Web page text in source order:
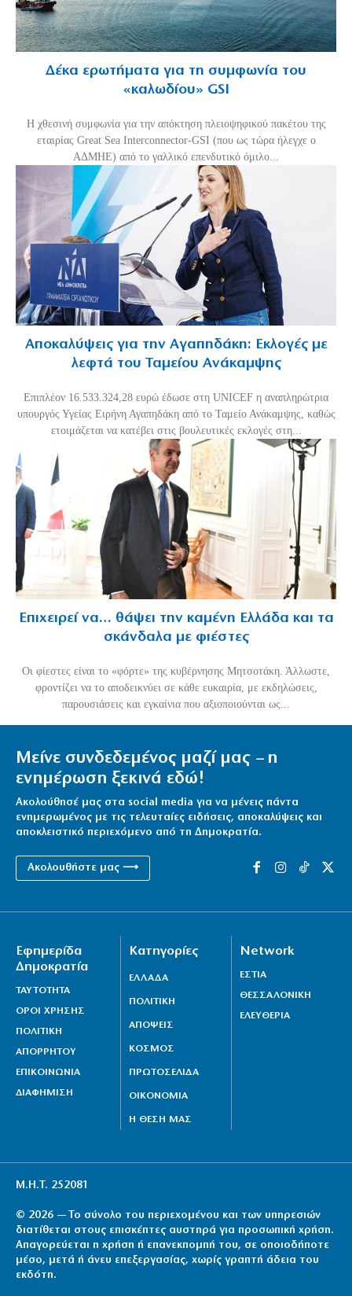
Δέκα ερωτήματα για τη συμφωνία του
«καλωδίου» GSI
Η χθεσινή συμφωνία για την απόκτηση πλειοψηφικού πακέτου της
εταιρίας Great Sea Interconnector-GSI (που ως τώρα ήλεγχε ο
ΑΔΜΗΕ) από το γαλλικό επενδυτικό όμιλο...
Αποκαλύψεις για την Αγαπηδάκη: Εκλογές με
λεφτά του Ταμείου Ανάκαμψης
Επιπλέον 16.533.324,28 ευρώ έδωσε στη UNICEF η αναπληρώτρια
υπουργός Υγείας Ειρήνη Αγαπηδάκη από το Ταμείο Ανάκαμψης, καθώς
ετοιμάζεται να κατέβει στις βουλευτικές εκλογές στη...
Επιχειρεί να… θάψει την καμένη Ελλάδα και τα
σκάνδαλα με φιέστες
Οι φίεστες είναι το «φόρτε» της κυβέρνησης Μητσοτάκη. Άλλωστε,
φροντίζει να το αποδεικνύει σε κάθε ευκαιρία, με εκδηλώσεις,
παρουσιάσεις και εγκαίνια που αξιοποιούνται ως...
Μείνε συνδεδεμένος μαζί μας – η
ενημέρωση ξεκινά εδώ!
Ακολούθησέ μας στα social media για να μένεις πάντα
ενημερωμένος με τις τελευταίες ειδήσεις, αποκαλύψεις και
αποκλειστικό περιεχόμενο από τη Δημοκρατία.
Ακολουθήστε μας ⟶
Εφημερίδα
Δημοκρατία
ΤΑΥΤΟΤΗΤΑ
ΟΡΟΙ ΧΡΗΣΗΣ
ΠΟΛΙΤΙΚΗ
ΑΠΟΡΡΗΤΟΥ
ΕΠΙΚΟΙΝΩΝΙΑ
ΔΙΑΦΗΜΙΣΗ
Κατηγορίες
ΕΛΛΑΔΑ
ΠΟΛΙΤΙΚΗ
ΑΠΟΨΕΙΣ
ΚΟΣΜΟΣ
ΠΡΩΤΟΣΕΛΙΔΑ
ΟΙΚΟΝΟΜΙΑ
Η ΘΕΣΗ ΜΑΣ
Network
ΕΣΤΙΑ
ΘΕΣΣΑΛΟΝΙΚΗ
ΕΛΕΥΘΕΡΙΑ
Μ.Η.Τ. 252081
© 2026 — Το σύνολο του περιεχομένου και των υπηρεσιών
διατίθεται στους επισκέπτες αυστηρά για προσωπική χρήση.
Απαγορεύεται η χρήση ή επανεκπομπή του, σε οποιοδήποτε
μέσο, μετά ή άνευ επεξεργασίας, χωρίς γραπτή άδεια του
εκδότη.